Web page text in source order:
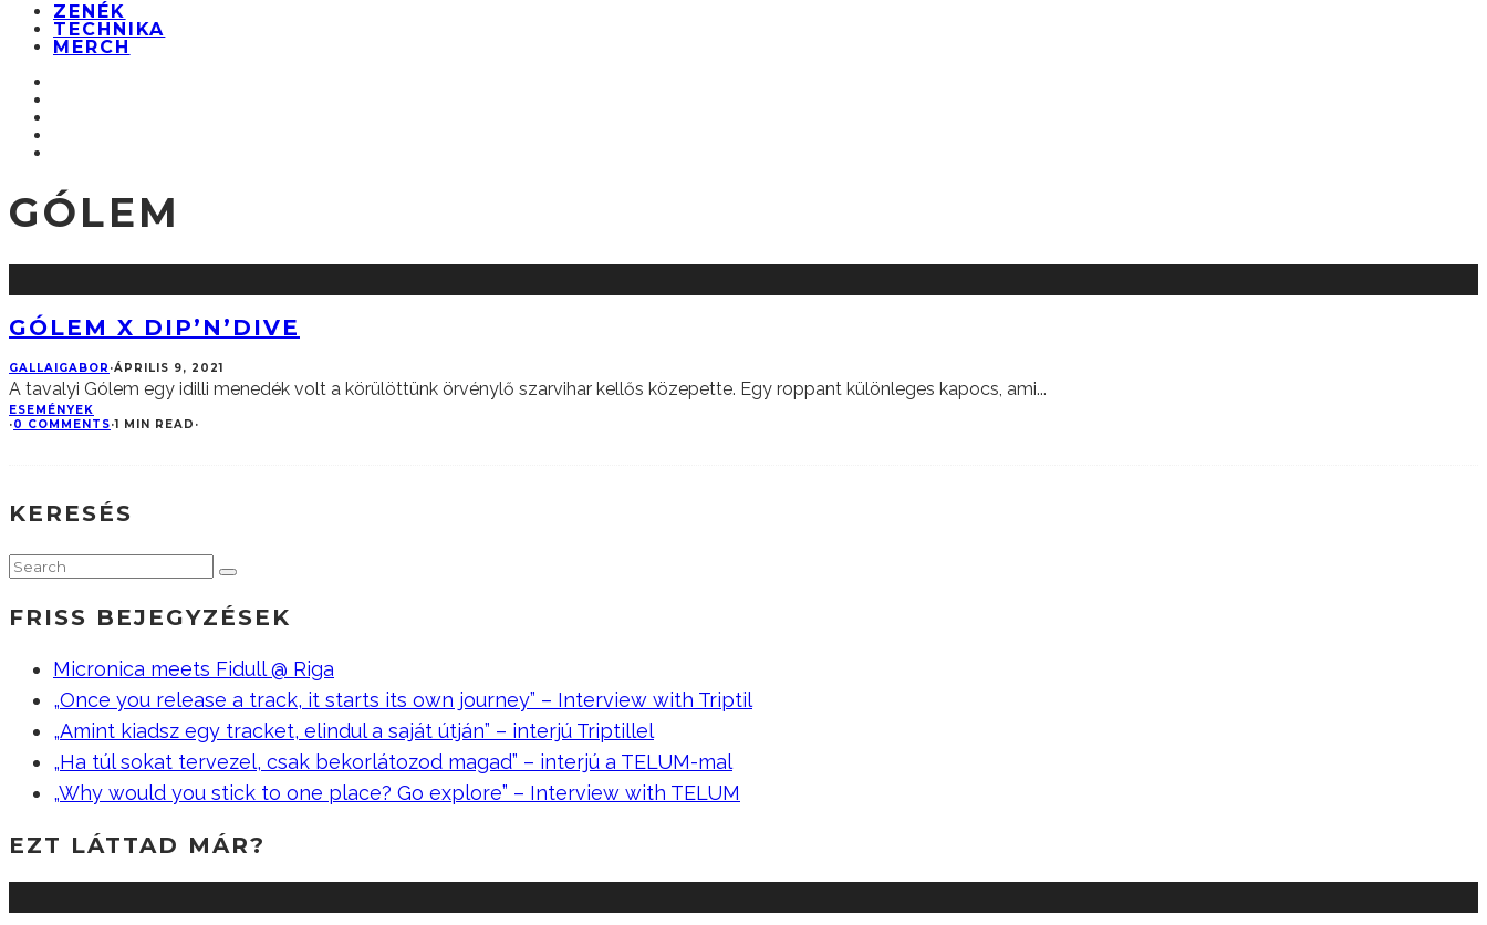
ZENÉK
TECHNIKA
MERCH
GÓLEM
GÓLEM X DIP’N’DIVE
GALLAIGABOR ·ÁPRILIS 9, 2021
A tavalyi Gólem egy idilli menedék volt a körülöttünk örvénylő szarvihar kellős közepette. Egy roppant különleges kapocs, ami...
ESEMÉNYEK
·0 COMMENTS·1 MIN READ ·
KERESÉS
FRISS BEJEGYZÉSEK
Micronica meets Fidull @ Riga
„Once you release a track, it starts its own journey” – Interview with Triptil
„Amint kiadsz egy tracket, elindul a saját útján” – interjú Triptillel
„Ha túl sokat tervezel, csak bekorlátozod magad” – interjú a TELUM-mal
„Why would you stick to one place? Go explore” – Interview with TELUM
EZT LÁTTAD MÁR?